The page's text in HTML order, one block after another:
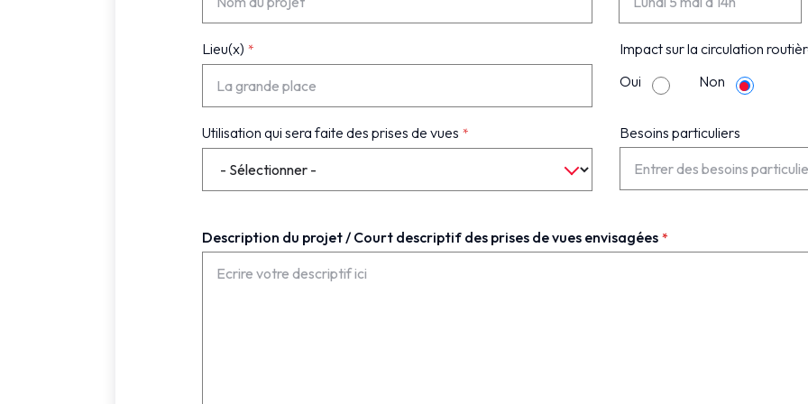
Lieu(x)
Impact sur la circulation
Oui
Non
Utilisation qui sera faite des prises de vues Besoins particuliers
Description du projet / Court descriptif des prises de vues envisagées